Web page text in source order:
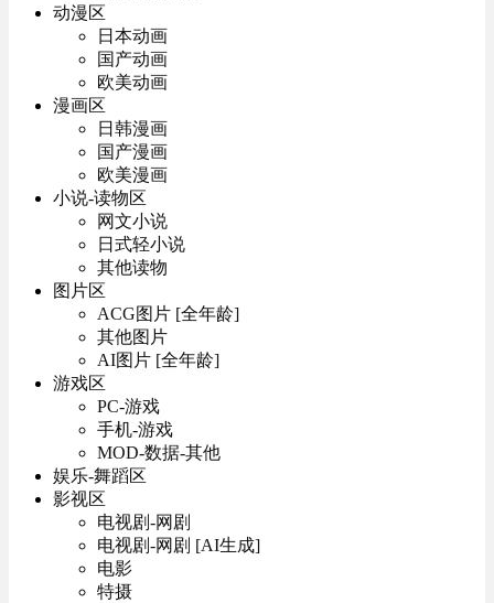
动漫区
日本动画
国产动画
欧美动画
漫画区
日韩漫画
国产漫画
欧美漫画
小说-读物区
网文小说
日式轻小说
其他读物
图片区
ACG图片 [全年龄]
其他图片
AI图片 [全年龄]
游戏区
PC-游戏
手机-游戏
MOD-数据-其他
娱乐-舞蹈区
影视区
电视剧-网剧
电视剧-网剧 [AI生成]
电影
特摄